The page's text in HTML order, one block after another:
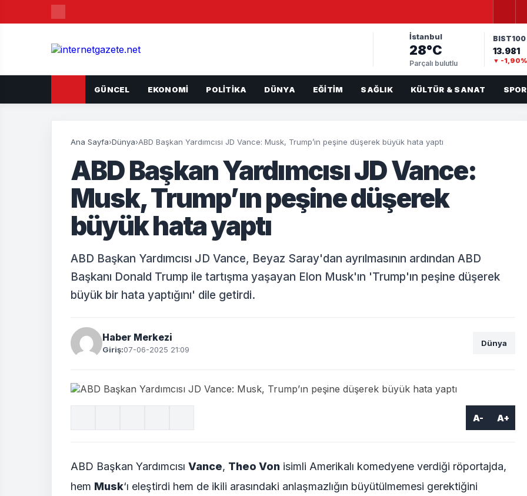
İstanbul
28°C
Parçalı bulutlu
BIST100
13.981
▼ -1,90%
GÜNCEL EKONOMI POLITIKA DÜNYA EĞITIM SAĞLIK KÜLTÜR & SANAT SPOR
Ana Sayfa›Dünya›ABD Başkan Yardımcısı JD Vance: Musk, Trump’ın peşine düşerek büyük hata yaptı
ABD Başkan Yardımcısı JD Vance:
Musk, Trump’ın peşine düşerek
büyük hata yaptı
ABD Başkan Yardımcısı JD Vance, Beyaz Saray'dan ayrılmasının ardından ABD
Başkanı Donald Trump ile tartışma yaşayan Elon Musk'ın 'Trump'ın peşine düşerek
büyük bir hata yaptığını' dile getirdi.
Haber Merkezi
Giriş:07-06-2025 21:09
Dünya
A- A+
ABD Başkan Yardımcısı Vance, Theo Von isimli Amerikalı komedyene verdiği röportajda,
hem Musk‘ı eleştirdi hem de ikili arasındaki anlaşmazlığın büyütülmemesi gerektiğini